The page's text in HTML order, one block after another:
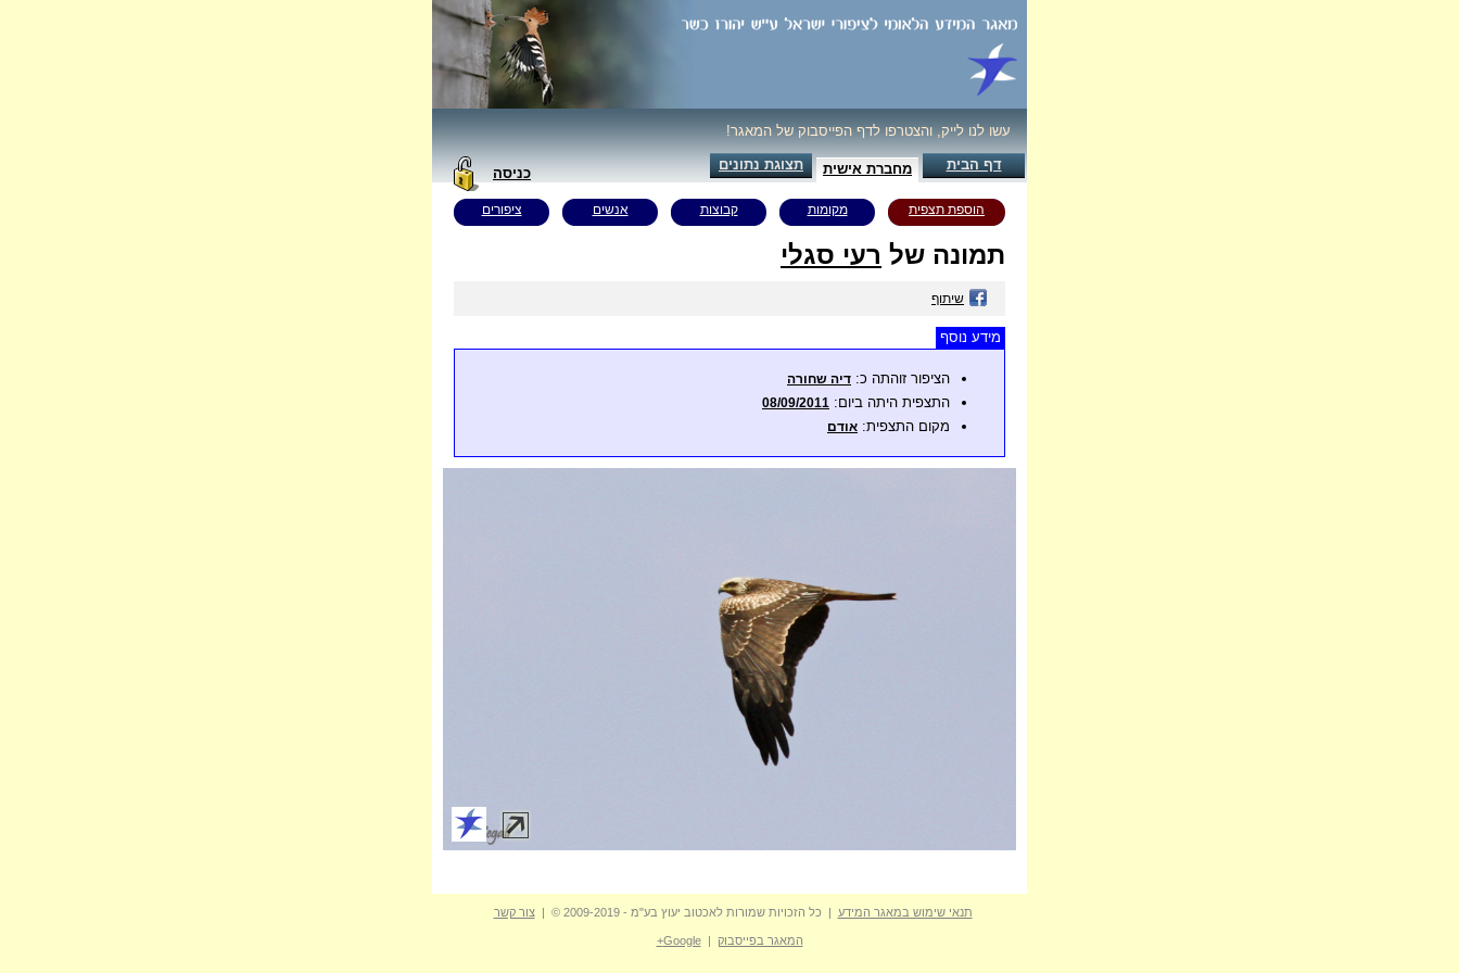
עשו לנו לייק, והצטרפו לדף הפייסבוק של המאגר!
דף הבית מחברת אישית תצוגת נתונים
כניסה
הוספת תצפית מקומות קבוצות אנשים ציפורים
תמונה של רעי סגלי
שיתוף
מידע נוסף
הציפור זוהתה כ: דיה שחורה
התצפית היתה ביום: 08/09/2011
מקום התצפית: אודם
תנאי שימוש במאגר המידע | כל הזכויות שמורות לאכטוב יעוץ בע"מ - 2009-2019 © | צור קשר
המאגר בפייסבוק |
Google+